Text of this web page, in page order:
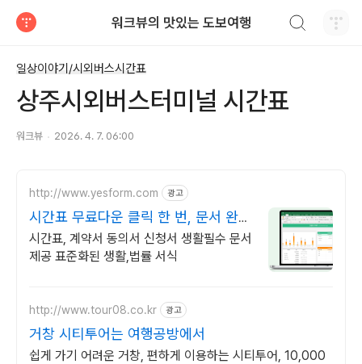
워크뷰의 맛있는 도보여행
일상이야기/시외버스시간표
상주시외버스터미널 시간표
워크뷰 2026. 4. 7. 06:00
http://www.yesform.com 광고
시간표 무료다운 클릭 한 번, 문서 완
성!
시간표, 계약서 동의서 신청서 생활필수 문서
제공 표준화된 생활,법률 서식
http://www.tour08.co.kr 광고
거창 시티투어는 여행공방에서
쉽게 가기 어려운 거창, 편하게 이용하는 시티투어, 10,000